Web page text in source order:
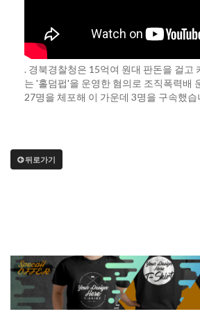
. 경북경찰청은 15억여 원대 판돈을 걸고
는 '홀덤펍'을 운영한 혐의로 조직폭력배
27명을 체포해 이 가운데 3명을 구속했습
뒤로가기